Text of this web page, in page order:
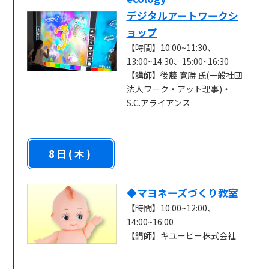
デジタルアートワークシ
ョップ
【時間】10:00~11:30、
13:00~14:30、15:00~16:30
【講師】後藤 寛勝 氏(一般社団
法人ワーク・アット理事)・
S.C.アライアンス
8日(木)
◆マヨネーズづくり教室
【時間】10:00~12:00、
14:00~16:00
【講師】キユーピー株式会社